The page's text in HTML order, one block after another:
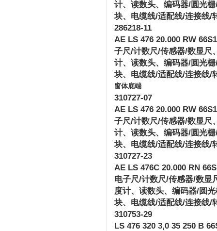
计、读数头、编码器/圆光栅
块、电缆线/适配线/连接线/
286218-11
AE LS 476 20.000 RW
子尺/计数尺/传感器/数显尺
计、读数头、编码器/圆光栅
块、电缆线/适配线/连接线/
窗体底端
310727-07
AE LS 476 20.000 RW
子尺/计数尺/传感器/数显尺
计、读数头、编码器/圆光栅
块、电缆线/适配线/连接线/
310727-23
AE LS 476C 20.000 RN
电子尺/计数尺/传感器/数显
度计、读数头、编码器/圆
块、电缆线/适配线/连接线/
310753-29
LS 476 320 3,0 35 250 B